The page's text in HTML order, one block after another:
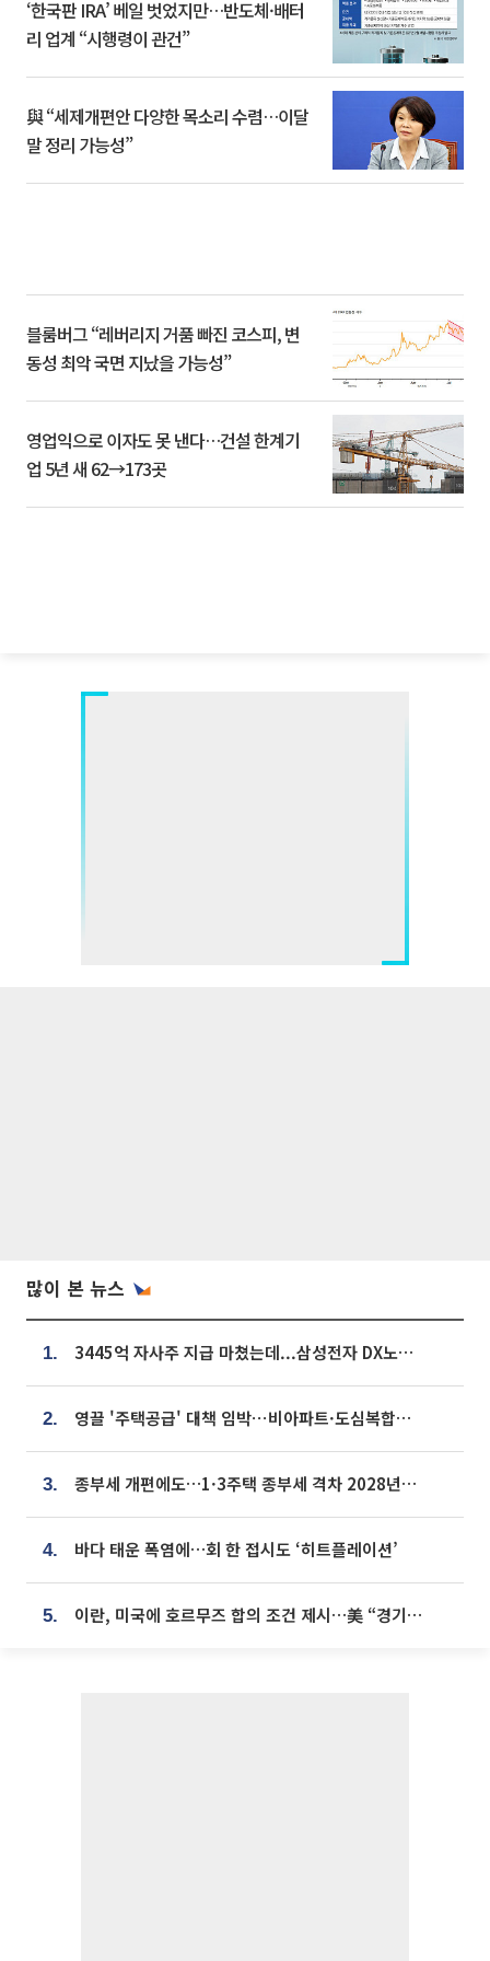
‘한국판 IRA’ 베일 벗었지만…반도체·배터
리 업계 “시행령이 관건”
與 “세제개편안 다양한 목소리 수렴…이달
말 정리 가능성”
블룸버그 “레버리지 거품 빠진 코스피, 변
동성 최악 국면 지났을 가능성”
영업익으로 이자도 못 낸다…건설 한계기
업 5년 새 62→173곳
많이 본 뉴스
1. 3445억 자사주 지급 마쳤는데...삼성전자 DX노조, 뒤늦은 '떼쓰기 집회'
2. 영끌 '주택공급' 대책 임박⋯비아파트·도심복합까지 총동원
3. 종부세 개편에도…1·3주택 종부세 격차 2028년부터 확대
4. 바다 태운 폭염에…회 한 접시도 ‘히트플레이션’
5. 이란, 미국에 호르무즈 합의 조건 제시…美 “경기 아직 안 끝나” [종합]